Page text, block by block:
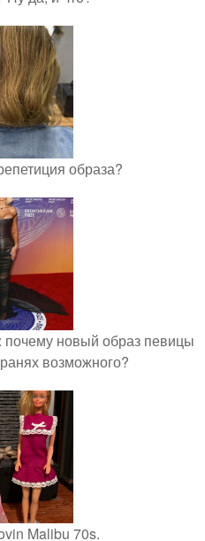
образа?
новый образ певицы
возможного?
Malibu 70s.